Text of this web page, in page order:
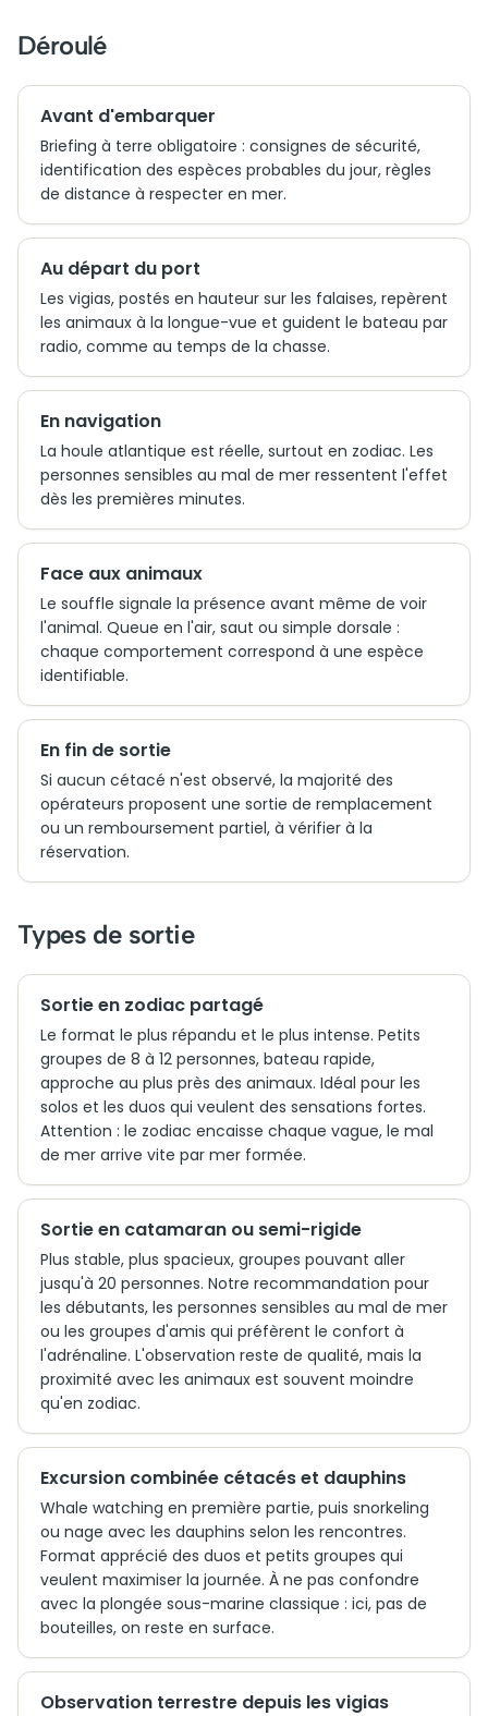
Déroulé
Avant d'embarquer
Briefing à terre obligatoire : consignes de sécurité,
identification des espèces probables du jour, règles
de distance à respecter en mer.
Au départ du port
Les vigias, postés en hauteur sur les falaises, repèrent
les animaux à la longue-vue et guident le bateau par
radio, comme au temps de la chasse.
En navigation
La houle atlantique est réelle, surtout en zodiac. Les
personnes sensibles au mal de mer ressentent l'effet
dès les premières minutes.
Face aux animaux
Le souffle signale la présence avant même de voir
l'animal. Queue en l'air, saut ou simple dorsale :
chaque comportement correspond à une espèce
identifiable.
En fin de sortie
Si aucun cétacé n'est observé, la majorité des
opérateurs proposent une sortie de remplacement
ou un remboursement partiel, à vérifier à la
réservation.
Types de sortie
Sortie en zodiac partagé
Le format le plus répandu et le plus intense. Petits
groupes de 8 à 12 personnes, bateau rapide,
approche au plus près des animaux. Idéal pour les
solos et les duos qui veulent des sensations fortes.
Attention : le zodiac encaisse chaque vague, le mal
de mer arrive vite par mer formée.
Sortie en catamaran ou semi-rigide
Plus stable, plus spacieux, groupes pouvant aller
jusqu'à 20 personnes. Notre recommandation pour
les débutants, les personnes sensibles au mal de mer
ou les groupes d'amis qui préfèrent le confort à
l'adrénaline. L'observation reste de qualité, mais la
proximité avec les animaux est souvent moindre
qu'en zodiac.
Excursion combinée cétacés et dauphins
Whale watching en première partie, puis snorkeling
ou nage avec les dauphins selon les rencontres.
Format apprécié des duos et petits groupes qui
veulent maximiser la journée. À ne pas confondre
avec la plongée sous-marine classique : ici, pas de
bouteilles, on reste en surface.
Observation terrestre depuis les vigias